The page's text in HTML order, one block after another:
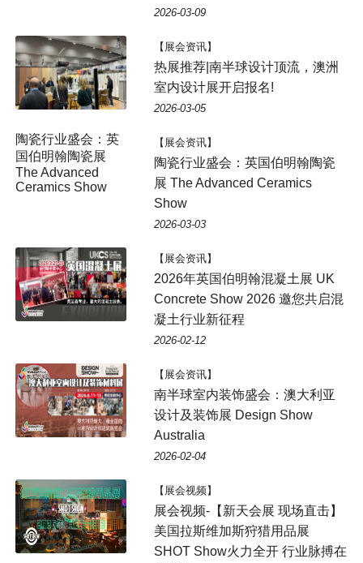
2026-03-09
【展会资讯】
热展推荐|南半球设计顶流，澳洲
室内设计展开启报名!
2026-03-05
陶瓷行业盛会：英
国伯明翰陶瓷展
The Advanced
Ceramics Show
【展会资讯】
陶瓷行业盛会：英国伯明翰陶瓷
展 The Advanced Ceramics
Show
2026-03-03
【展会资讯】
2026年英国伯明翰混凝土展 UK
Concrete Show 2026 邀您共启混
凝土行业新征程
2026-02-12
【展会资讯】
南半球室内装饰盛会：澳大利亚
设计及装饰展 Design Show
Australia
2026-02-04
【展会视频】
展会视频-【新天会展 现场直击】
美国拉斯维加斯狩猎用品展
SHOT Show火力全开 行业脉搏在